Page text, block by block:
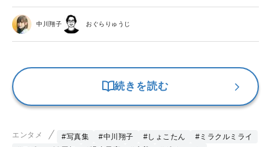
中川翔子 おぐらりゅうじ
続きを読む
エンタメ #写真集 #中川翔子 #しょこたん
#ミラクルミライ